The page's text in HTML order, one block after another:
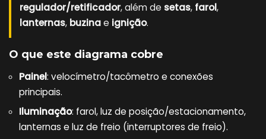
regulador/retificador, além de setas, farol,
lanternas, buzinae ignição.
O que este diagrama cobre
Painel: velocímetro/tacômetro e conexões
principais.
Iluminação: farol, luz de posição/estacionamento,
lanternas e luz de freio (interruptores de freio).